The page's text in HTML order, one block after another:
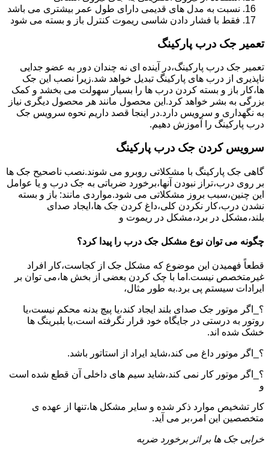
نسبت به مدل های قدیمی دارای طول عمر بیشتری می باشد
فقط با فشار دادن شاسی ریموت کنترل باز و بسته می شود
تعمیر جک درب پارکینگ
تعمیر جک درب پارکینگ،در آینده ای نه چندان دور به عضو جدایی
ناپذیری از درب های پارکینگ تبدیل خواهد شد.زیرا نصب این جک
ها،کار باز و بسته کردن درب ها را بسیار سهولت می بخشد و کمک
بزرگی به بشر خواهد کرد.این محصول مانند هر محصول دیگری نیاز
به نگهداری و سرویس دارد.در اینجا قصد داریم نحوه سرویس جک
درب پارکینگ را آموزش دهیم.
سرویس کردن جک درب پارکینگ
گاهی جک پارکینگ با مشکلاتی روبرو می شوند.نصب ناصحیح جک ها
بر روی درب،تراز نبودن آنها،برخورد ضرباتی به جک درب و یا عوامل
این چنین،سبب بروز مشکلاتی می شود.مواردی مانند: باز و بسته
نشدن درب،کار نکردن کلی،داغ کردن جک ها،ایجاد صدای
بلند،مشکل در برد،مشکل در ریموت و
چگونه می توان نوع مشکل جک درب را پیدا کرد؟
قطعاً فهمیدن این موضوع که مشکل جک از کجاست،کار افراد
غیرمتخصص نیست.اما با چک کردن بعضی از بخش ها،می توان بر
ایرادات سیستم پی برد.به طور مثال،
؟_اگر موتور جک صدای بلند ایجاد کند،یا پیچ بدنه محکم نیست،یا
روتور به درستی در جایگاه خود قرار نگرفته است،یا بلبرینگ ها
خشک شده اند.
؟_اگر موتور داغ می کند،شاید ایراد از استاتور باشد.
؟_اگر موتور کار نمی کند،شاید سیم های داخلی آن قطع شده است
و
کار تشخیص موارد ذکر شده و سایر مشکل ها،تنها از عهده ی
متخصصین این امر،بر می آید.
خرابی جک ها بر اثر برخورد ضربه